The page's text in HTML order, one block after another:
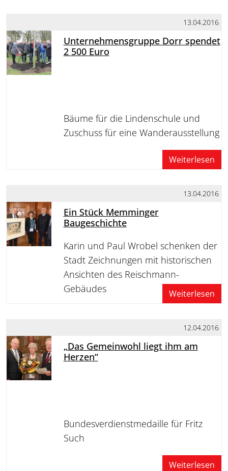
13.04.2016
Unternehmensgruppe Dorr spendet
2 500 Euro
Bäume für die Lindenschule und
Zuschuss für eine Wanderausstellung
Weiterlesen
13.04.2016
Ein Stück Memminger
Baugeschichte
Karin und Paul Wrobel schenken der
Stadt Zeichnungen mit historischen
Ansichten des Reischmann-
Gebäudes
Weiterlesen
12.04.2016
„Das Gemeinwohl liegt ihm am
Herzen“
Bundesverdienstmedaille für Fritz
Such
Weiterlesen